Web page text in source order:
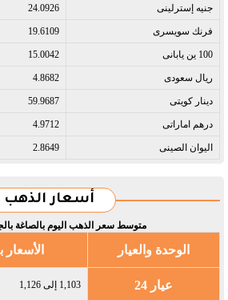
جنيه إسترلينى​ 24.0926
فرنك سويسرى​ 19.6109
100 ين يابانى​ 15.0042
ريال سعودى​ 4.8682
دينار كويتى​ 59.9687
درهم اماراتى​ 4.9712
اليوان الصينى​ 2.8649
أسعار الذهب
متوسط سعر الذهب اليوم بالصاغة
الوحدة والعيار
عيار 24 1,103 إلى 1,126